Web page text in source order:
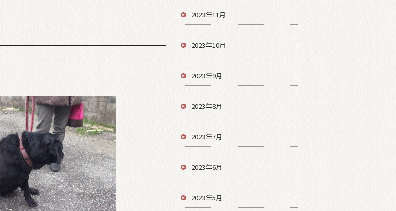
2023年11月
2023年10月
2023年9月
2023年8月
2023年7月
2023年6月
2023年5月